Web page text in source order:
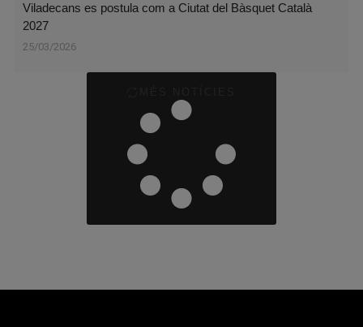
Viladecans es postula com a Ciutat del Bàsquet Català
2027
25/03/2026